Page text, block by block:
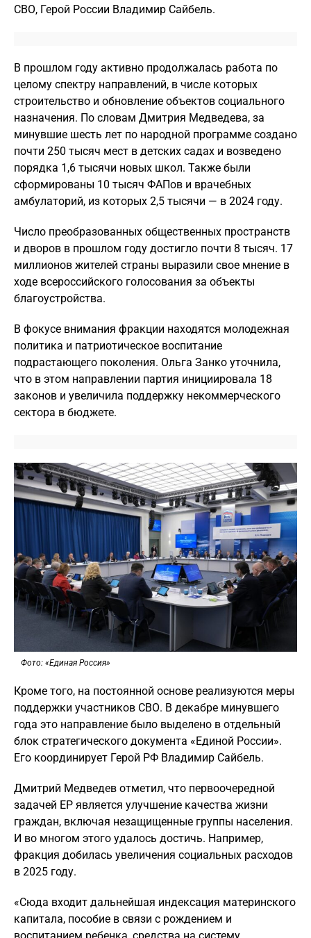
СВО, Герой России Владимир Сайбель.
В прошлом году активно продолжалась работа по
целому спектру направлений, в числе которых
строительство и обновление объектов социального
назначения. По словам Дмитрия Медведева, за
минувшие шесть лет по народной программе создано
почти 250 тысяч мест в детских садах и возведено
порядка 1,6 тысячи новых школ. Также были
сформированы 10 тысяч ФАПов и врачебных
амбулаторий, из которых 2,5 тысячи — в 2024 году.
Число преобразованных общественных пространств
и дворов в прошлом году достигло почти 8 тысяч. 17
миллионов жителей страны выразили свое мнение в
ходе всероссийского голосования за объекты
благоустройства.
В фокусе внимания фракции находятся молодежная
политика и патриотическое воспитание
подрастающего поколения. Ольга Занко уточнила,
что в этом направлении партия инициировала 18
законов и увеличила поддержку некоммерческого
сектора в бюджете.
Фото: «Единая Россия»
Кроме того, на постоянной основе реализуются меры
поддержки участников СВО. В декабре минувшего
года это направление было выделено в отдельный
блок стратегического документа «Единой России».
Его координирует Герой РФ Владимир Сайбель.
Дмитрий Медведев отметил, что первоочередной
задачей ЕР является улучшение качества жизни
граждан, включая незащищенные группы населения.
И во многом этого удалось достичь. Например,
фракция добилась увеличения социальных расходов
в 2025 году.
«Сюда входит дальнейшая индексация материнского
капитала, пособие в связи с рождением и